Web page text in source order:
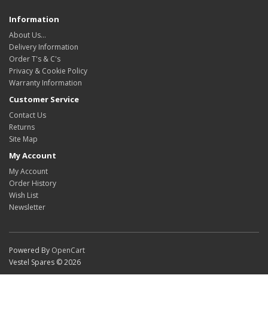
Information
About Us…
Delivery Information
Order T's & C's
Privacy & Cookie Policy
Warranty Information
Customer Service
Contact Us
Returns
Site Map
My Account
My Account
Order History
Wish List
Newsletter
Powered By OpenCart
Vestel Spares © 2026